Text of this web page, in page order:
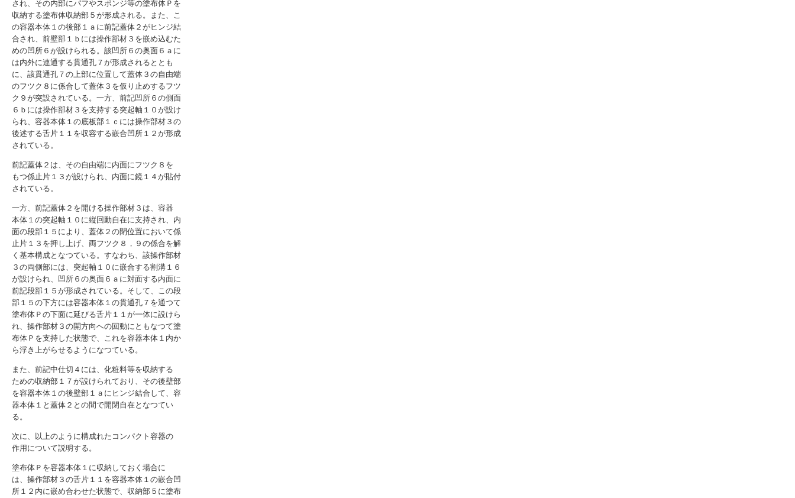
され、その内部にパフやスポンジ等の塗布体Ｐを
収納する塗布体収納部５が形成される。また、こ
の容器本体１の後部１ａに前記蓋体２がヒンジ結
合され、前壁部１ｂには操作部材３を嵌め込むた
めの凹所６が設けられる。該凹所６の奥面６ａに
は内外に連通する貫通孔７が形成されるととも
に、該貫通孔７の上部に位置して蓋体３の自由端
のフツク８に係合して蓋体３を仮り止めするフツ
ク９が突設されている。一方、前記凹所６の側面
６ｂには操作部材３を支持する突起軸１０が設け
られ、容器本体１の底板部１ｃには操作部材３の
後述する舌片１１を収容する嵌合凹所１２が形成
されている。
前記蓋体２は、その自由端に内面にフツク８を
もつ係止片１３が設けられ、内面に鏡１４が貼付
されている。
一方、前記蓋体２を開ける操作部材３は、容器
本体１の突起軸１０に縦回動自在に支持され、内
面の段部１５により、蓋体２の閉位置において係
止片１３を押し上げ、両フツク８，９の係合を解
く基本構成となつている。すなわち、該操作部材
３の両側部には、突起軸１０に嵌合する割溝１６
が設けられ、凹所６の奥面６ａに対面する内面に
前記段部１５が形成されている。そして、この段
部１５の下方には容器本体１の貫通孔７を通つて
塗布体Ｐの下面に延びる舌片１１が一体に設けら
れ、操作部材３の開方向への回動にともなつて塗
布体Ｐを支持した状態で、これを容器本体１内か
ら浮き上がらせるようになつている。
また、前記中仕切４には、化粧料等を収納する
ための収納部１７が設けられており、その後壁部
を容器本体１の後壁部１ａにヒンジ結合して、容
器本体１と蓋体２との間で開閉自在となつてい
る。
次に、以上のように構成れたコンパクト容器の
作用について説明する。
塗布体Ｐを容器本体１に収納しておく場合に
は、操作部材３の舌片１１を容器本体１の嵌合凹
所１２内に嵌め合わせた状態で、収納部５に塗布